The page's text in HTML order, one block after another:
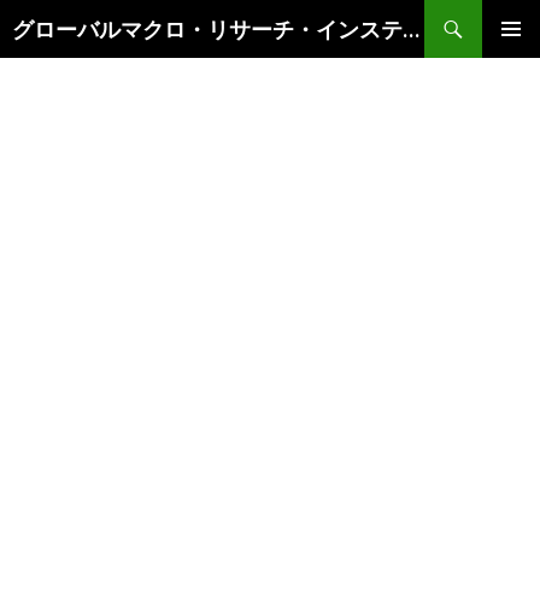
グローバルマクロ・リサーチ・インスティテュート
索